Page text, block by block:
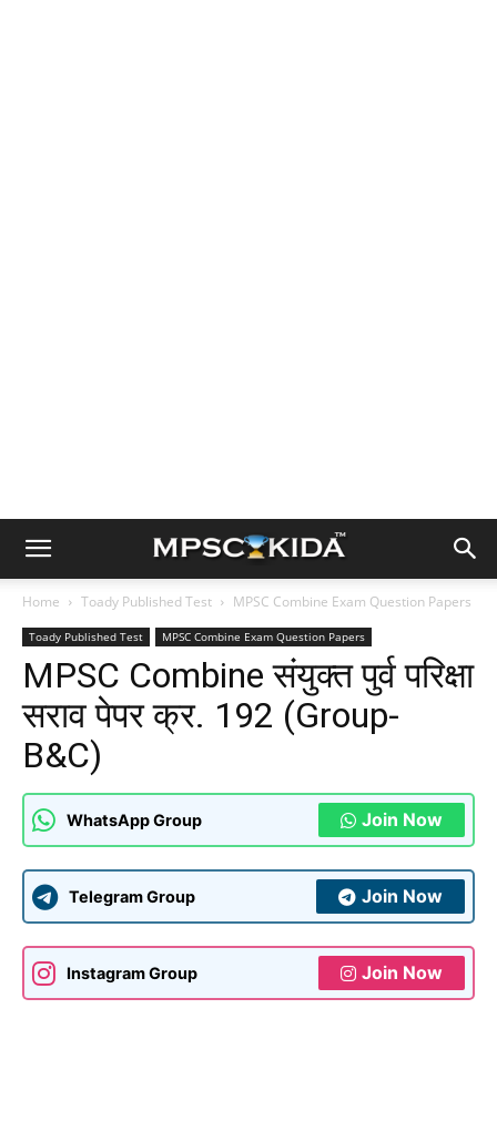
Home Toady Published Test MPSC Combine Exam Question Papers
Toady Published Test MPSC Combine Exam Question Papers
MPSC Combine संयुक्त पुर्व परिक्षा
सराव पेपर क्र. 192 (Group-
B&C)
WhatsApp Group Join Now
Telegram Group Join Now
Instagram Group Join Now